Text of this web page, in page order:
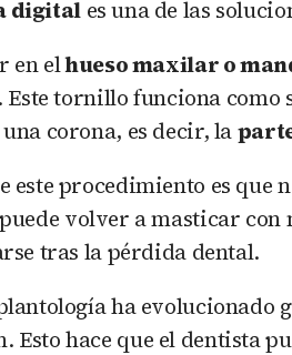
digitales una de las
en elhueso maxilar o
tornillo funciona como
una corona, es decir, la
este procedimiento es que
volver a masticar
tras la pérdida dental.
ha evolucionado
Esto hace que el dentista